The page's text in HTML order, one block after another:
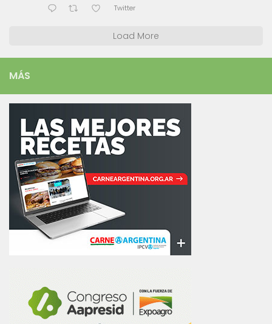
Twitter
Load More
MÁS